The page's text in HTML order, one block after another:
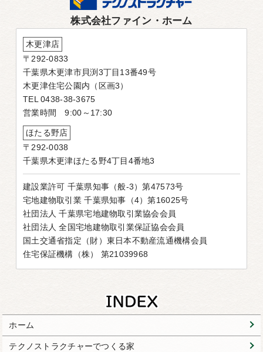
株式会社ファイン・ホーム
木更津店
〒292-0833
千葉県木更津市貝渕3丁目13番49号
木更津住宅公園内（区画3）
TEL 0438-38-3675
営業時間 9:00～17:30
ほたる野店
〒292-0038
千葉県木更津ほたる野4丁目4番地3
建設業許可 千葉県知事（般-3）第47573号
宅地建物取引業 千葉県知事（4）第16025号
社団法人 千葉県宅地建物取引業協会会員
社団法人 全国宅地建物取引業保証協会会員
国土交通省指定（財）東日本不動産流通機構会員
住宅保証機構（株） 第21039968
ホーム
テクノストラクチャーでつくる家